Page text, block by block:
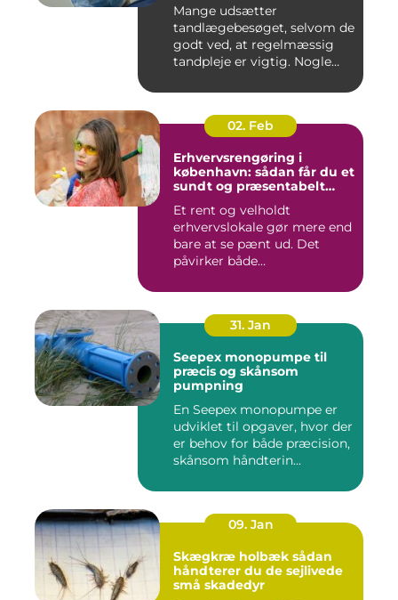
Mange udsætter
tandlægebesøget, selvom de
godt ved, at regelmæssig
tandpleje er vigtig. Nogle
02. Feb
Erhvervsrengøring i
københavn: sådan får du et
sundt og præsentabelt
Et rent og velholdt
erhvervslokale gør mere end
bare at se pænt ud. Det
påvirker både
31. Jan
Seepex monopumpe til
præcis og skånsom
pumpning
En Seepex monopumpe er
udviklet til opgaver, hvor der
er behov for både præcision,
skånsom håndterin...
09. Jan
Skægkræ holbæk sådan
håndterer du de sejlivede
små skadedyr